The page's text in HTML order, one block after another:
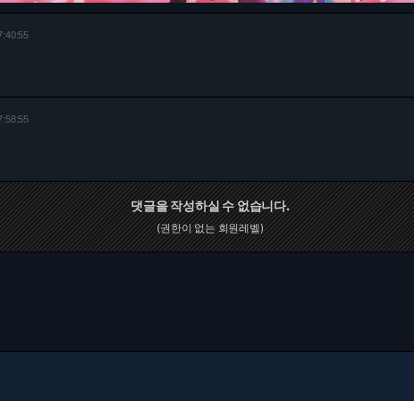
댓글을 작성하실 수 없습니다.
(권한이 없는 회원레벨)